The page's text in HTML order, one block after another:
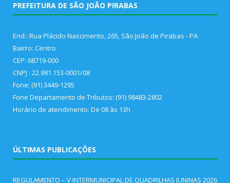
PREFEITURA DE SÃO JOÃO PIRABAS
End.: Rua Plácido Nascimento, 265, São João de Pirabas - PA
Bairro: Centro
CEP: 68719-000
CNPJ : 22.981.153-0001/08
Fone: (91) 3449-1295
Fone Departamento de Tributos: (91) 98483-2802
Horário de atendimento: De 08 às 13h
ÚLTIMAS PUBLICAÇÕES
REGULAMENTO – V INTERMUNICIPAL DE QUADRILHAS JUNINAS 2026